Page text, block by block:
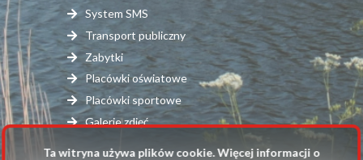
System SMS
Transport publiczny
Zabytki
Placówki oświatowe
Placówki sportowe
Galerie zdjęć
Ta witryna używa plików cookie. Więcej informacji o